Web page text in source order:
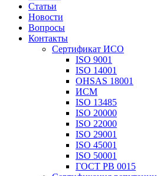
Статьи
Новости
Вопросы
Контакты
Сертификат ИСО
ISO 9001
ISO 14001
OHSAS 18001
ИСМ
ISO 13485
ISO 20000
ISO 22000
ISO 29001
ISO 45001
ISO 50001
ГОСТ РВ 0015